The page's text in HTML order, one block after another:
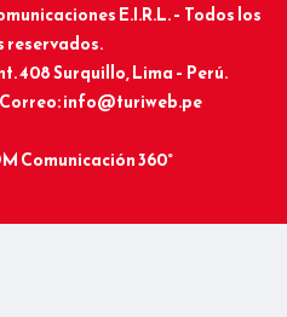
E.I.R.L. – Todos los
reservados.
408 Surquillo, Lima – Perú.
Correo: info@turiweb.pe
Comunicación 360°